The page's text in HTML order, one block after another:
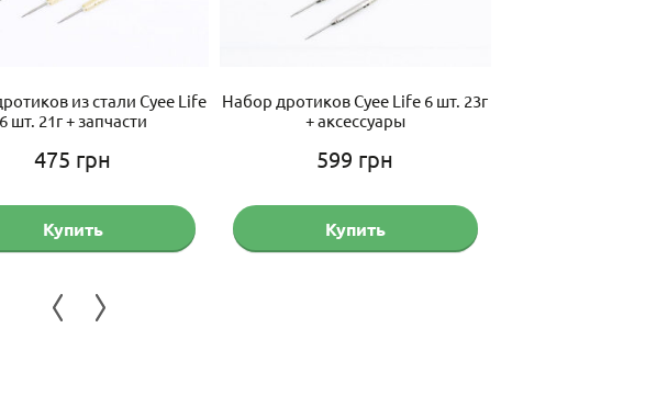
из стали Cyee Life
6 шт. 21г + запчасти
475 грн
Купить
Набор дротиков Cyee Life 6 шт. 23г
+ аксессуары
599 грн
Купить